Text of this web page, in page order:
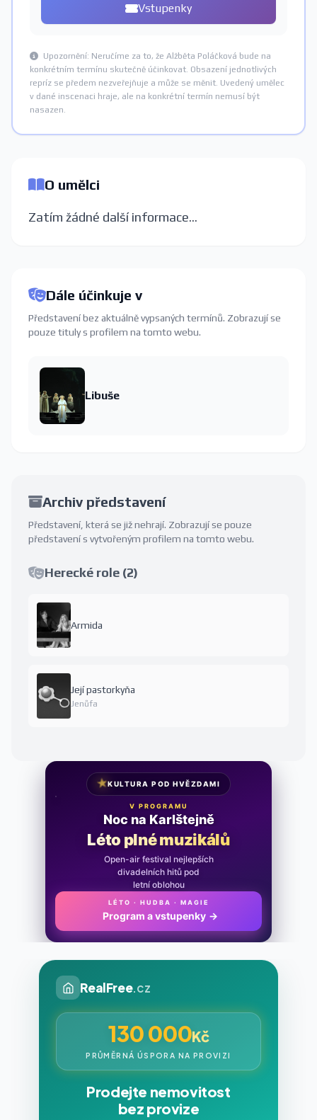
Vstupenky
Upozornění: Neručíme za to, že Alžběta Poláčková bude na
konkrétním termínu skutečně účinkovat. Obsazení jednotlivých
repríz se předem nezveřejňuje a může se měnit. Uvedený umělec
v dané inscenaci hraje, ale na konkrétní termín nemusí být
nasazen.
O umělci
Zatím žádné další informace...
Dále účinkuje v
Představení bez aktuálně vypsaných termínů. Zobrazují se
pouze tituly s profilem na tomto webu.
Libuše
Archiv představení
Představení, která se již nehrají. Zobrazují se pouze
představení s vytvořeným profilem na tomto webu.
Herecké role (2)
Armida
Její pastorkyňa
Jenůfa
★KULTURA POD HVĚZDAMI
V PROGRAMU
Noc na Karlštejně
Léto plné muzikálů
Open-air festival nejlepších
divadelních hitů pod
letní oblohou
LÉTO · HUDBA · MAGIE
Program a vstupenky→
RealFree.cz
130 000Kč
PRŮMĚRNÁ ÚSPORA NA PROVIZI
Prodejte nemovitost
bez provize